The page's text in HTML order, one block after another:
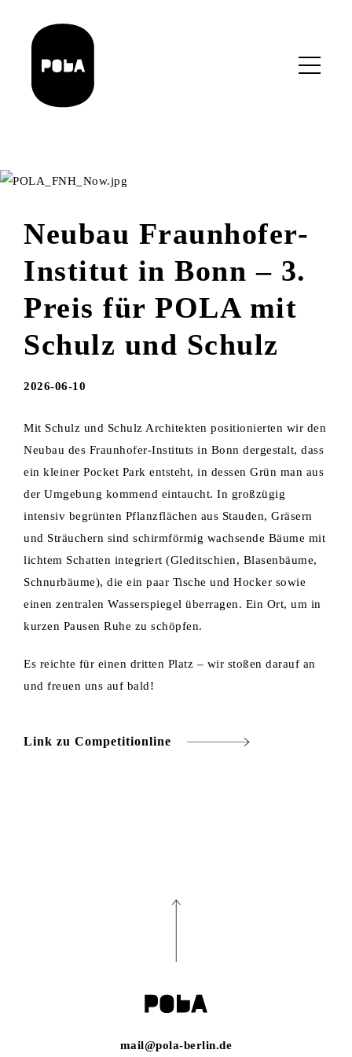
content
Neubau Fraunhofer-
Institut in Bonn – 3.
Preis für POLA mit
Schulz und Schulz
2026-06-10
Mit Schulz und Schulz Architekten positionierten wir den
Neubau des Fraunhofer-Instituts in Bonn dergestalt, dass
ein kleiner Pocket Park entsteht, in dessen Grün man aus
der Umgebung kommend eintaucht. In großzügig
intensiv begrünten Pflanzflächen aus Stauden, Gräsern
und Sträuchern sind schirmförmig wachsende Bäume mit
lichtem Schatten integriert (Gleditschien, Blasenbäume,
Schnurbäume), die ein paar Tische und Hocker sowie
einen zentralen Wasserspiegel überragen. Ein Ort, um in
kurzen Pausen Ruhe zu schöpfen.
Es reichte für einen dritten Platz – wir stoßen darauf an
und freuen uns auf bald!
Link zu Competitionline
mail@pola-berlin.de